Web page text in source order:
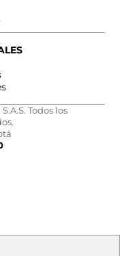
Todos los